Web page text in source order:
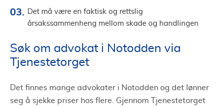
Det må være en faktisk og rettslig
årsakssammenheng mellom skade og handlingen
Søk om advokat i Notodden via
Tjenestetorget
Det finnes mange advokater i Notodden og det lønner
seg å sjekke priser hos flere. Gjennom Tjenestetorget